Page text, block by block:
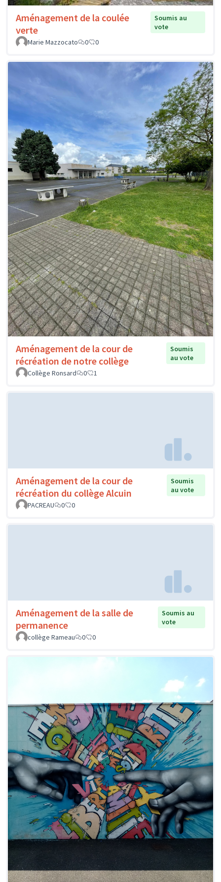
Aménagement de la coulée
verte
Soumis au
vote
Marie Mazzocato
0 0
Aménagement de la cour de
récréation de notre collège
Soumis
au vote
Collège Ronsard
0 1
Aménagement de la cour de
récréation du collège Alcuin
Soumis
au vote
PACREAU
0 0
Aménagement de la salle de
permanence
Soumis au
vote
collège Rameau
0 0